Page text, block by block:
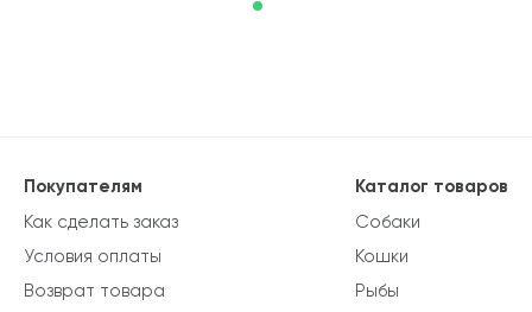
Каталог товаров
Собаки
Кошки
Рыбы
Покупателям
Как сделать заказ
Условия оплаты
Возврат товара